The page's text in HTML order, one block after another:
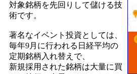
対象銘柄を先回りして儲ける技
術です。
著名なイベント投資としては、
毎年9月に行われる日経平均の
定期銘柄入れ替えで、
新規採用された銘柄は大量に買